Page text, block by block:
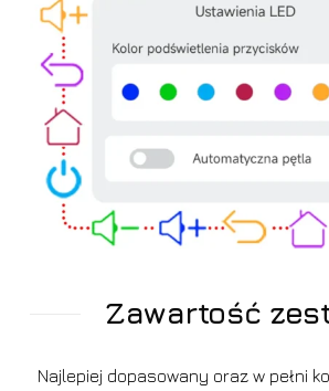
Zawartość
Najlepiej dopasowany oraz w pełni